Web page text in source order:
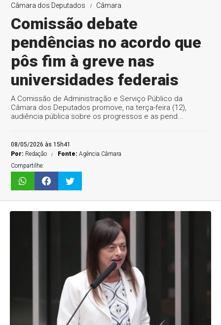
Câmara dos Deputados Câmara
Comissão debate
pendências no acordo que
pôs fim à greve nas
universidades federais
A Comissão de Administração e Serviço Público da
Câmara dos Deputados promove, na terça-feira (12),
audiência pública sobre os progressos e as pend...
08/05/2026 às 15h41
Por: Redação Fonte:Agência Câmara
Compartilhe: